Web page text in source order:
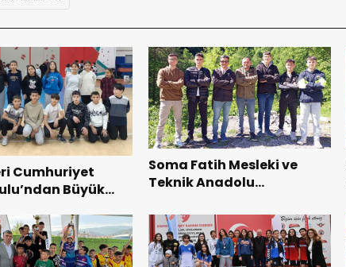
Cumhuriyet
Büyük
Soma Fatih Mesleki ve
Teknik Anadolu